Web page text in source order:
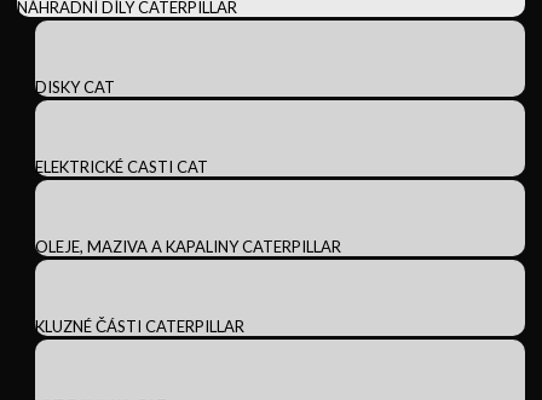
NÁHRADNÍ DÍLY CATERPILLAR
DISKY CAT
ELEKTRICKÉ CASTI CAT
OLEJE, MAZIVA A KAPALINY CATERPILLAR
KLUZNÉ ČÁSTI CATERPILLAR